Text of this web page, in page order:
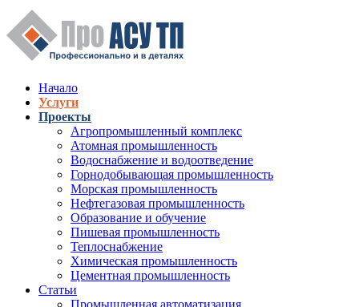
Перейти к основному содержанию
Верхнее меню
Начало
Услуги
Проекты
Агропромышленный комплекс
Атомная промышленность
Водоснабжение и водоотведение
Горнодобывающая промышленность
Морская промышленность
Нефтегазовая промышленность
Образование и обучение
Пишевая промышленность
Теплоснабжение
Химическая промышленность
Цементная промышленность
Статьи
Промышленная автоматизация